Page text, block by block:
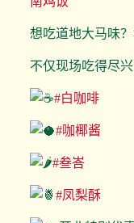
想吃道地大马味
不仅现场吃得尽
#白咖啡
#咖椰酱
#叁峇
#凤梨酥